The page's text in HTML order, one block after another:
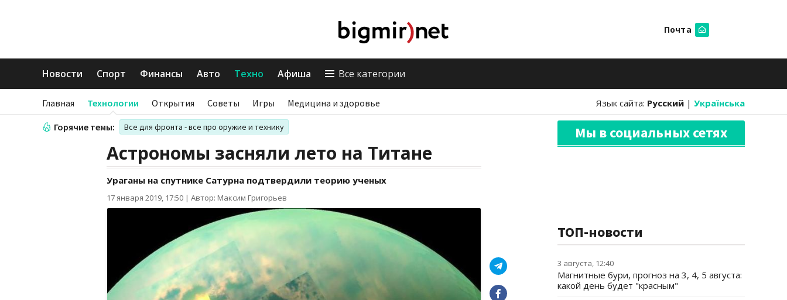
Почта
Новости Спорт Финансы Авто Техно Афиша Все категории
Главная Технологии Открытия Советы Игры Медицина и здоровье Язык сайта: Русский | Українська
Горячие темы: Все для фронта - все про оружие и технику
Астрономы засняли лето на Титане
Ураганы на спутнике Сатурна подтвердили теорию ученых
17 января 2019, 17:50 | Автор: Максим Григорьев
Мы в социальных сетях
ТОП-новости
3 августа, 12:40
Магнитные бури, прогноз на 3, 4, 5 августа:
какой день будет "красным"